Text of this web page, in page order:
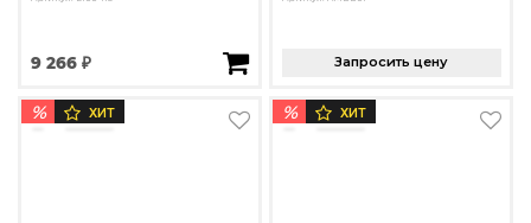
9 266 ₽ Запросить цену
% ХИТ % ХИТ